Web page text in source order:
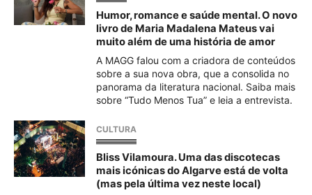
Humor, romance e saúde mental. O novo
livro de Maria Madalena Mateus vai
muito além de uma história de amor
A MAGG falou com a criadora de conteúdos
sobre a sua nova obra, que a consolida no
panorama da literatura nacional. Saiba mais
sobre “Tudo Menos Tua” e leia a entrevista.
CULTURA
Bliss Vilamoura. Uma das discotecas
mais icónicas do Algarve está de volta
(mas pela última vez neste local)